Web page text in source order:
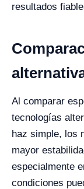
resultados
Al comparar
tecnologías
haz simple, los
mayor
especialmente
condiciones